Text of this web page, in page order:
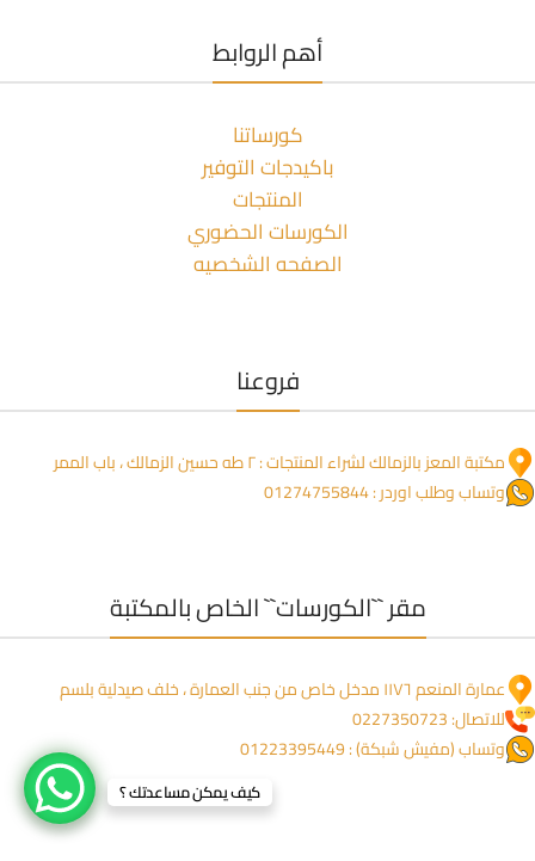
أهم الروابط
كورساتنا
باكيدجات التوفير
المنتجات
الكورسات الحضوري
الصفحه الشخصيه
فروعنا
مكتبة المعز بالزمالك لشراء المنتجات : ٢ طه حسين الزمالك ، باب الممر
وتساب وطلب اوردر : 01274755844
مقر ``الكورسات`` الخاص بالمكتبة
عمارة المنعم ١١٧٦ مدخل خاص من جنب العمارة ، خلف صيدلية بلسم
للاتصال: 0227350723
وتساب (مفيش شبكة) : 01223395449
كيف يمكن مساعدتك ؟